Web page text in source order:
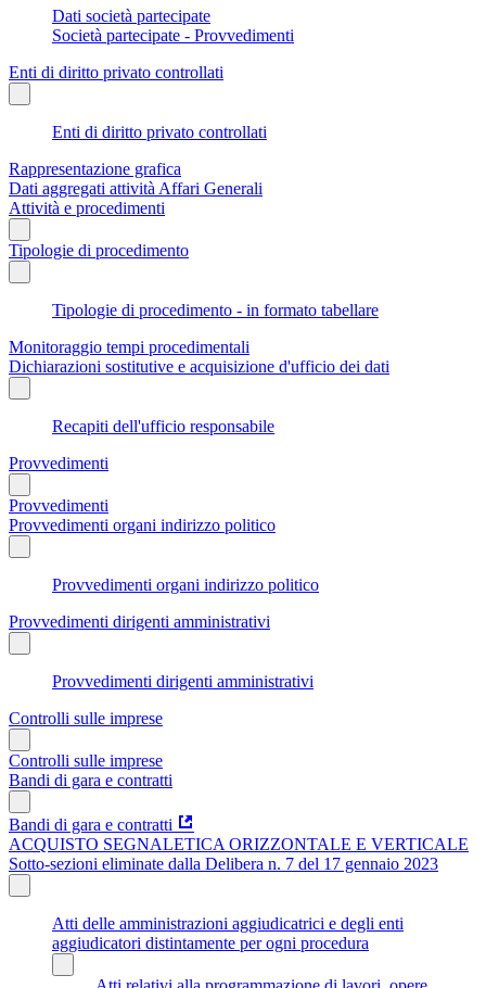
Dati società partecipate
Società partecipate - Provvedimenti
Enti di diritto privato controllati
Enti di diritto privato controllati
Rappresentazione grafica
Dati aggregati attività Affari Generali
Attività e procedimenti
Tipologie di procedimento
Tipologie di procedimento - in formato tabellare
Monitoraggio tempi procedimentali
Dichiarazioni sostitutive e acquisizione d'ufficio dei dati
Recapiti dell'ufficio responsabile
Provvedimenti
Provvedimenti
Provvedimenti organi indirizzo politico
Provvedimenti organi indirizzo politico
Provvedimenti dirigenti amministrativi
Provvedimenti dirigenti amministrativi
Controlli sulle imprese
Controlli sulle imprese
Bandi di gara e contratti
Bandi di gara e contratti
ACQUISTO SEGNALETICA ORIZZONTALE E VERTICALE
Sotto-sezioni eliminate dalla Delibera n. 7 del 17 gennaio 2023
Atti delle amministrazioni aggiudicatrici e degli enti
aggiudicatori distintamente per ogni procedura